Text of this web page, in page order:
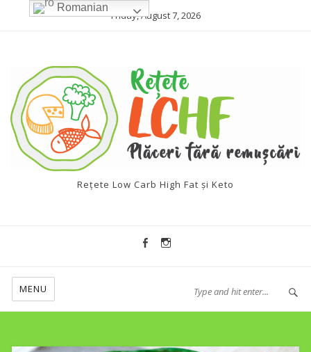
Friday, August 7, 2026
Rețete Low Carb High Fat și Keto
MENU
Romanian